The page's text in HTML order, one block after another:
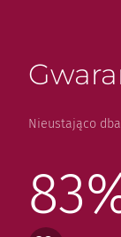
Nieustająco